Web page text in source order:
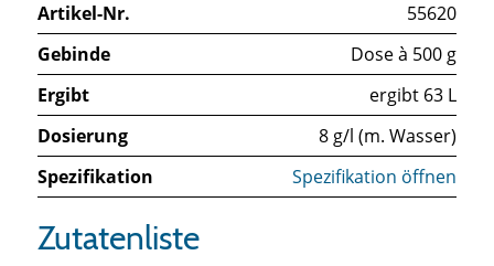
Artikel-Nr.
55620
Gebinde
Dose à 500 g
Ergibt
ergibt 63 L
Dosierung
8 g/l (m. Wasser)
Spezifikation
Spezifikation öffnen
Zutatenliste